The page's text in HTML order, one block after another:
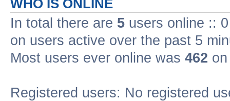
WHO IS ONLINE
In total there are 5 users online ::
on users active over the past 5
Most users ever online was 462
Registered users: No registered